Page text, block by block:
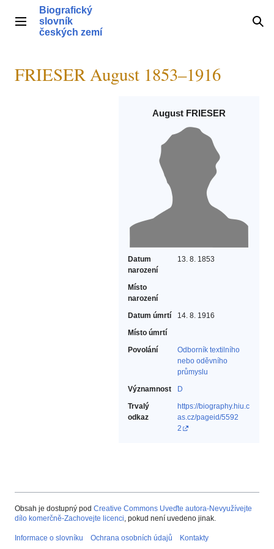
obsahHlavní menu
Biografický
slovník
českých zemí
FRIESER August 1853–1916
August FRIESER
Datum
narození
13. 8. 1853
Místo
narození
Datum úmrtí
14. 8. 1916
Místo úmrtí
Povolání
Odborník textilního
nebo oděvního
průmyslu‎
Významnost
D
Trvalý
odkaz
https://biography.hiu.c
as.cz/pageid/5592
2
Obsah je dostupný pod Creative Commons Uveďte autora-Nevyužívejte
dílo komerčně-Zachovejte licenci, pokud není uvedeno jinak.
Informace o slovníku Ochrana osobních údajů Kontakty